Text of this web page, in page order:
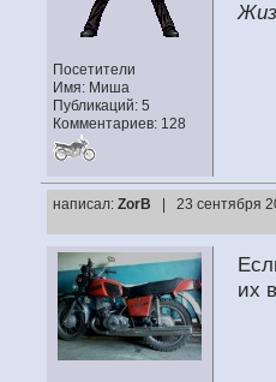
Посетители
Имя: Миша
Публикаций: 5
Комментариев: 128
написал: ZorB | 23 сентября
их